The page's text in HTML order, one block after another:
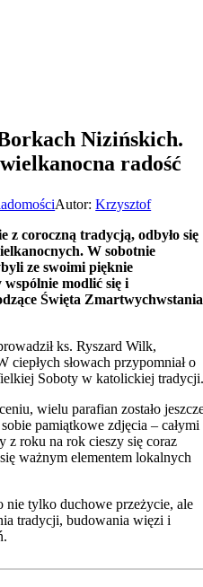
Nizińskich.
radość
Autor:Krzysztof
coroczną tradycją, odbyło się
W sobotnie
ze swoimi pięknie
modlić się i
Święta Zmartwychwstania
ks. Ryszard Wilk,
słowach przypomniał o
Soboty w katolickiej
wielu parafian zostało
pamiątkowe zdjęcia – całymi
roku na rok cieszy się coraz
ważnym elementem lokalnych
tylko duchowe przeżycie, ale
tradycji, budowania więzi i